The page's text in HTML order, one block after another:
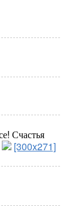
Счастья
[300x271]